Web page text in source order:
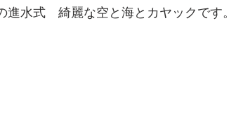
水式　綺麗な空と海とカヤックです。